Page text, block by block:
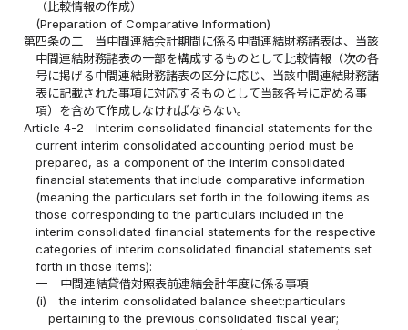
（比較情報の作成）
(Preparation of Comparative Information)
第四条の二
当中間連結会計期間に係る中間連結財務諸表は、当該
中間連結財務諸表の一部を構成するものとして比較情報（次の各
号に掲げる中間連結財務諸表の区分に応じ、当該中間連結財務諸
表に記載された事項に対応するものとして当該各号に定める事
項）を含めて作成しなければならない。
Article 4-2
Interim consolidated financial statements for the
current interim consolidated accounting period must be
prepared, as a component of the interim consolidated
financial statements that include comparative information
(meaning the particulars set forth in the following items as
those corresponding to the particulars included in the
interim consolidated financial statements for the respective
categories of interim consolidated financial statements set
forth in those items):
一
中間連結貸借対照表前連結会計年度に係る事項
(i)
the interim consolidated balance sheet:particulars
pertaining to the previous consolidated fiscal year;